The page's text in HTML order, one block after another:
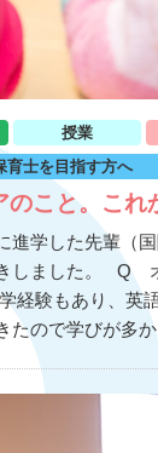
授業
育士を目指す方へ
こと。これ
進学した先輩（
しました。 Q
経験もあり、英
たので学びが多